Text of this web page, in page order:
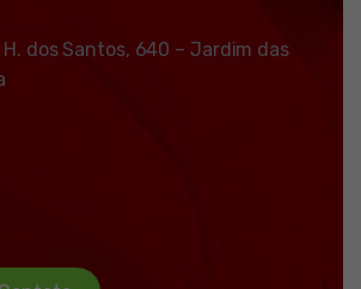
dos Santos, 640 – Jardim das